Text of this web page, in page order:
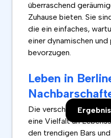
überraschend
Zuhause bieten. Sie
die ein einfaches,
einer dynamischen
bevorzugen.
Leben in
Die verschiedenen
eine Vielfalt an
den trendigen Bars